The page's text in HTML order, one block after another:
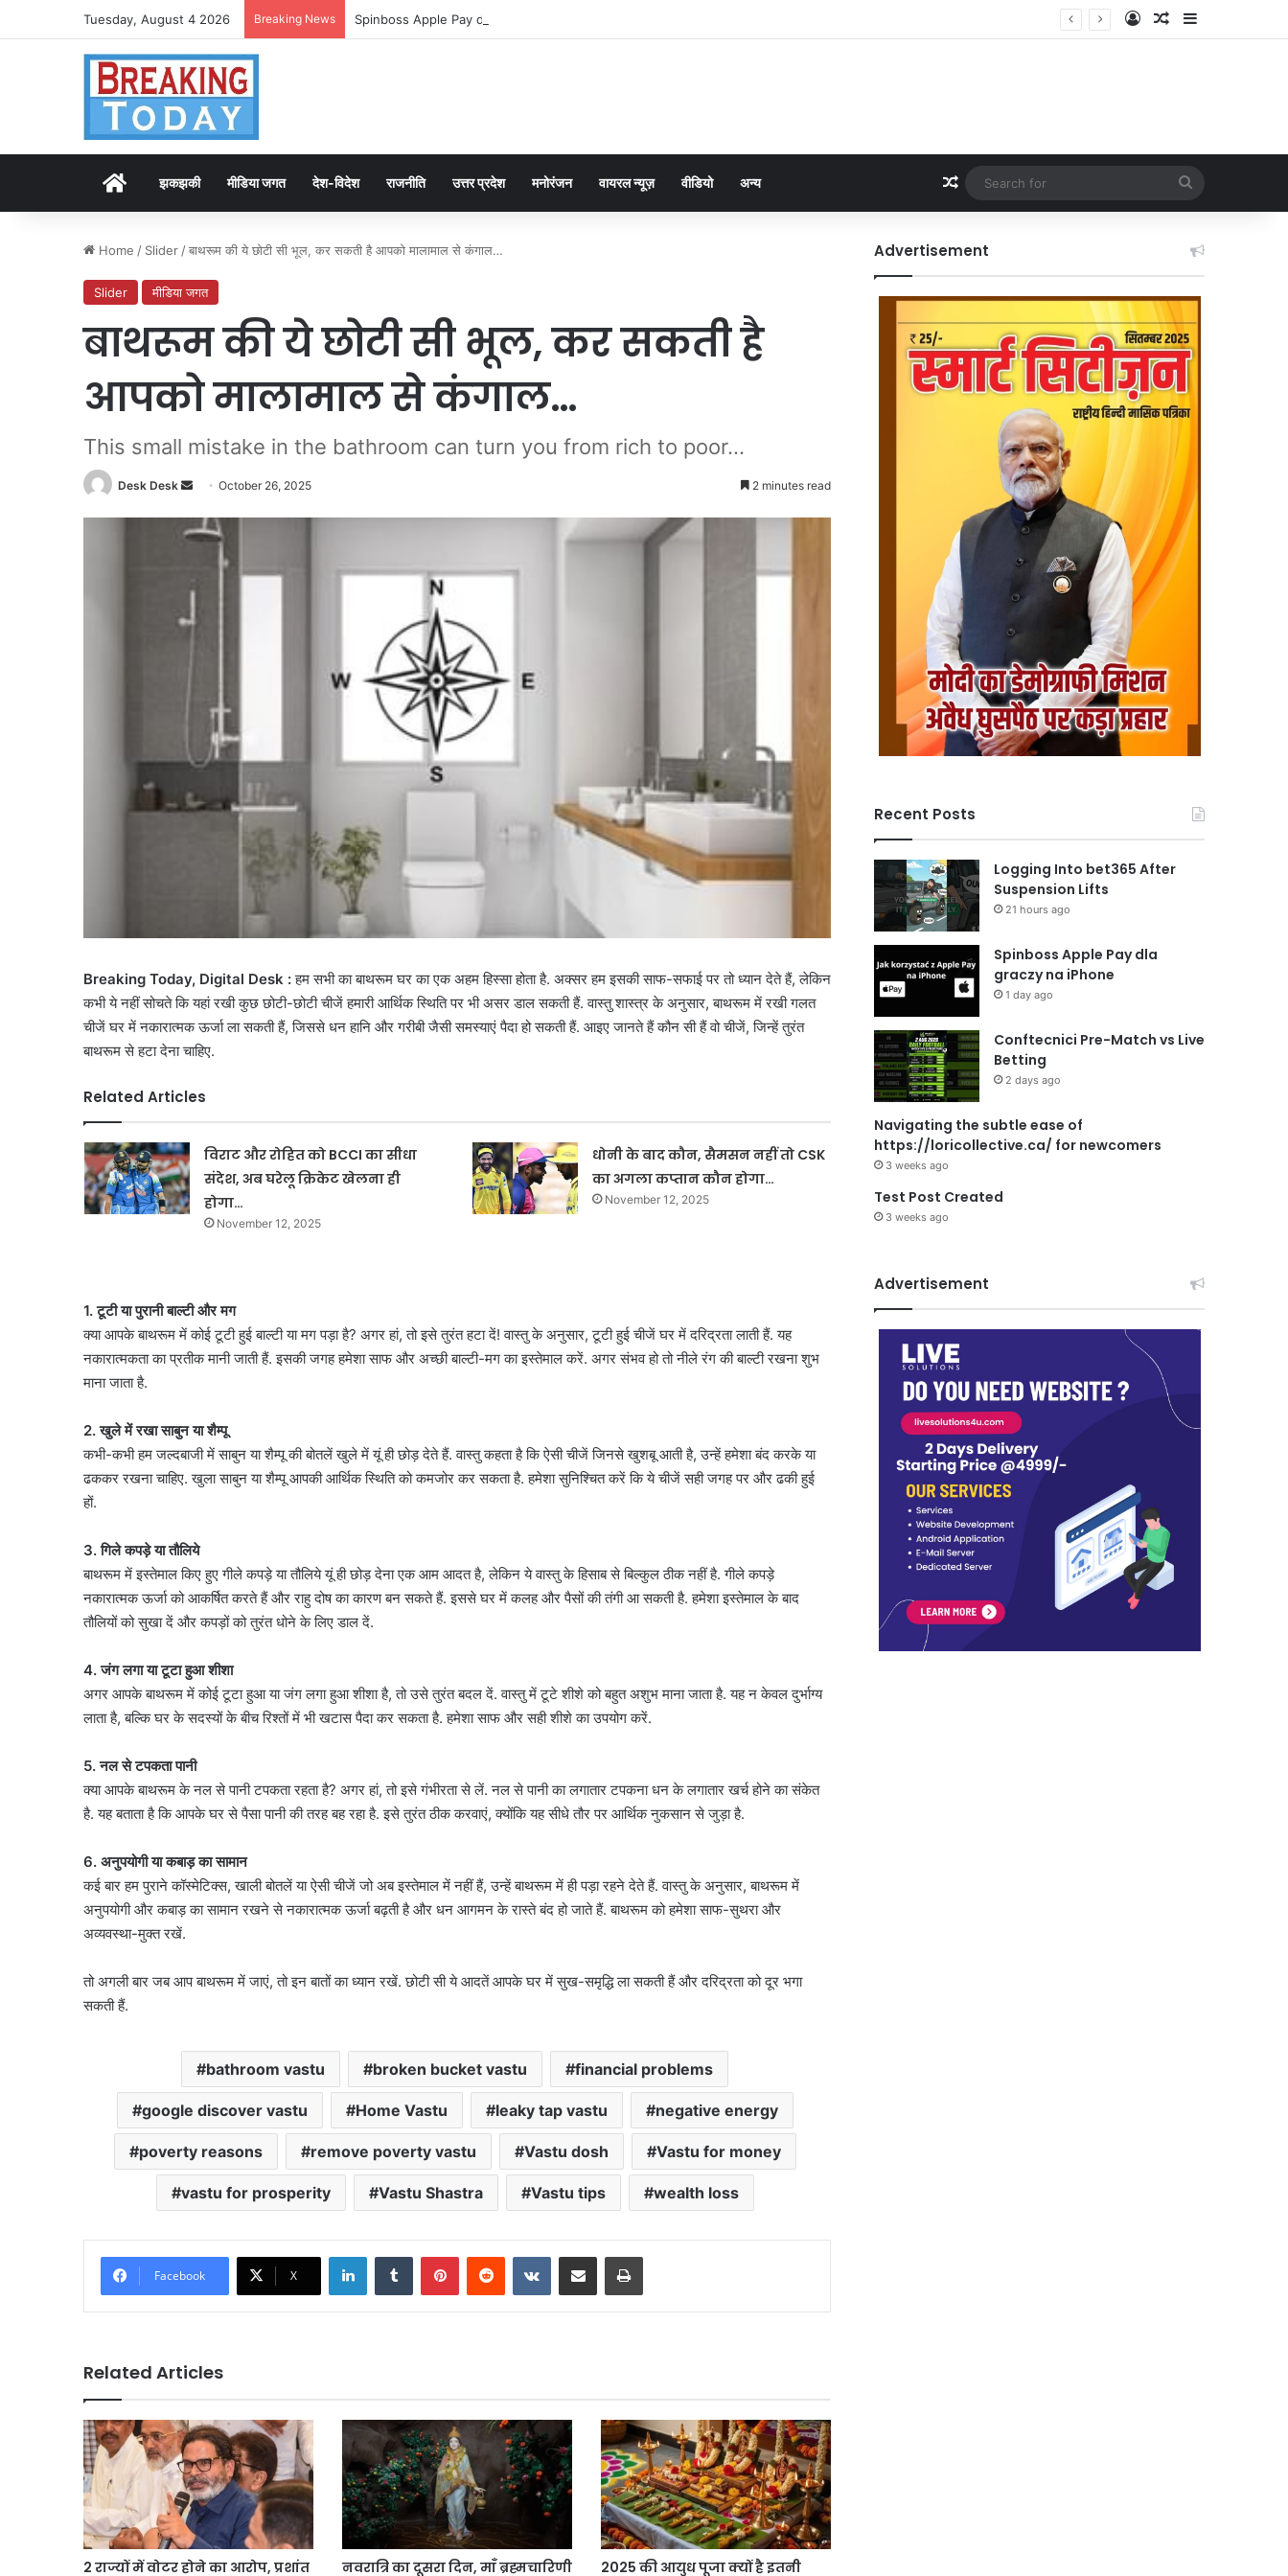
Tuesday, August 4 2026 Breaking News Spinboss Apple Pay dla graczy na iPhone Log InRandom Article
Sidebar
Homeझकझकी मीडिया जगत देश-विदेश राजनीति उत्तर प्रदेश मनोरंजन वायरल न्यूज़ वीडियो अन्य Random Article
for
Home / Slider /बाथरूम की ये छोटी सी भूल, कर सकती है आपको मालामाल से कंगाल…
Slider मीडिया जगत
बाथरूम की ये छोटी सी भूल, कर सकती है
आपको मालामाल से कंगाल…
This small mistake in the bathroom can turn you from rich to poor...
Desk Desk
Send
email
October 26, 2025 2 minutes read
Breaking Today, Digital Desk :हम सभी का बाथरूम घर का एक अहम हिस्सा होता है. अक्सर हम इसकी साफ-सफाई पर तो ध्यान देते हैं, लेकिन
कभी ये नहीं सोचते कि यहां रखी कुछ छोटी-छोटी चीजें हमारी आर्थिक स्थिति पर भी असर डाल सकती हैं. वास्तु शास्त्र के अनुसार, बाथरूम में रखी गलत
चीजें घर में नकारात्मक ऊर्जा ला सकती हैं, जिससे धन हानि और गरीबी जैसी समस्याएं पैदा हो सकती हैं. आइए जानते हैं कौन सी हैं वो चीजें, जिन्हें तुरंत
बाथरूम से हटा देना चाहिए.
Related Articles
विराट और रोहित को BCCI का सीधा
संदेश, अब घरेलू क्रिकेट खेलना ही
होगा…
November 12, 2025
धोनी के बाद कौन, सैमसन नहीं तो CSK
का अगला कप्तान कौन होगा…
November 12, 2025
1. टूटी या पुरानी बाल्टी और मग
क्या आपके बाथरूम में कोई टूटी हुई बाल्टी या मग पड़ा है? अगर हां, तो इसे तुरंत हटा दें! वास्तु के अनुसार, टूटी हुई चीजें घर में दरिद्रता लाती हैं. यह
नकारात्मकता का प्रतीक मानी जाती हैं. इसकी जगह हमेशा साफ और अच्छी बाल्टी-मग का इस्तेमाल करें. अगर संभव हो तो नीले रंग की बाल्टी रखना शुभ
माना जाता है.
2. खुले में रखा साबुन या शैम्पू
कभी-कभी हम जल्दबाजी में साबुन या शैम्पू की बोतलें खुले में यूं ही छोड़ देते हैं. वास्तु कहता है कि ऐसी चीजें जिनसे खुशबू आती है, उन्हें हमेशा बंद करके या
ढककर रखना चाहिए. खुला साबुन या शैम्पू आपकी आर्थिक स्थिति को कमजोर कर सकता है. हमेशा सुनिश्चित करें कि ये चीजें सही जगह पर और ढकी हुई
हों.
3. गिले कपड़े या तौलिये
बाथरूम में इस्तेमाल किए हुए गीले कपड़े या तौलिये यूं ही छोड़ देना एक आम आदत है, लेकिन ये वास्तु के हिसाब से बिल्कुल ठीक नहीं है. गीले कपड़े
नकारात्मक ऊर्जा को आकर्षित करते हैं और राहु दोष का कारण बन सकते हैं. इससे घर में कलह और पैसों की तंगी आ सकती है. हमेशा इस्तेमाल के बाद
तौलियों को सुखा दें और कपड़ों को तुरंत धोने के लिए डाल दें.
4. जंग लगा या टूटा हुआ शीशा
अगर आपके बाथरूम में कोई टूटा हुआ या जंग लगा हुआ शीशा है, तो उसे तुरंत बदल दें. वास्तु में टूटे शीशे को बहुत अशुभ माना जाता है. यह न केवल दुर्भाग्य
लाता है, बल्कि घर के सदस्यों के बीच रिश्तों में भी खटास पैदा कर सकता है. हमेशा साफ और सही शीशे का उपयोग करें.
5. नल से टपकता पानी
क्या आपके बाथरूम के नल से पानी टपकता रहता है? अगर हां, तो इसे गंभीरता से लें. नल से पानी का लगातार टपकना धन के लगातार खर्च होने का संकेत
है. यह बताता है कि आपके घर से पैसा पानी की तरह बह रहा है. इसे तुरंत ठीक करवाएं, क्योंकि यह सीधे तौर पर आर्थिक नुकसान से जुड़ा है.
6. अनुपयोगी या कबाड़ का सामान
कई बार हम पुराने कॉस्मेटिक्स, खाली बोतलें या ऐसी चीजें जो अब इस्तेमाल में नहीं हैं, उन्हें बाथरूम में ही पड़ा रहने देते हैं. वास्तु के अनुसार, बाथरूम में
अनुपयोगी और कबाड़ का सामान रखने से नकारात्मक ऊर्जा बढ़ती है और धन आगमन के रास्ते बंद हो जाते हैं. बाथरूम को हमेशा साफ-सुथरा और
अव्यवस्था-मुक्त रखें.
तो अगली बार जब आप बाथरूम में जाएं, तो इन बातों का ध्यान रखें. छोटी सी ये आदतें आपके घर में सुख-समृद्धि ला सकती हैं और दरिद्रता को दूर भगा
सकती हैं.
bathroom vastu broken bucket vastu financial problems
google discover vastu Home Vastu leaky tap vastu negative energy
poverty reasons remove poverty vastu Vastu dosh Vastu for money
vastu for prosperity Vastu Shastra Vastu tips wealth loss
Facebook X
LinkedInTumblr PinterestReddit VKontakteShare via Email Print
Related Articles
2 राज्यों में वोटर होने का आरोप, प्रशांत नवरात्रि का दूसरा दिन, माँ ब्रह्मचारिणी 2025 की आयुध पूजा क्यों है इतनी
Advertisement
Recent Posts
Logging Into bet365 After
Suspension Lifts
21 hours ago
Spinboss Apple Pay dla
graczy na iPhone
1 day ago
Conftecnici Pre-Match vs Live
Betting
2 days ago
Navigating the subtle ease of
https://loricollective.ca/ for newcomers
3 weeks ago
Test Post Created
3 weeks ago
Advertisement